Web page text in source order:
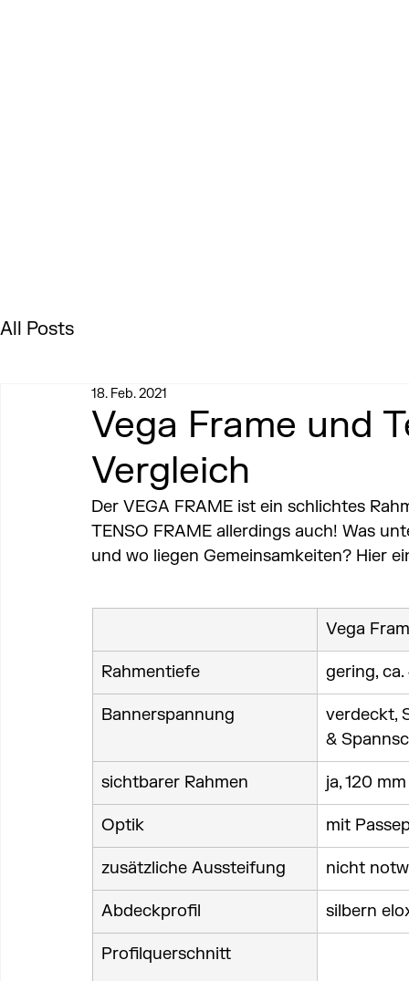
All Posts
Vega Frame und
Vergleich
18. Feb. 2021
Der VEGA FRAME ist ein schlichtes
TENSO FRAME allerdings auch! Was
und wo liegen Gemeinsamkeiten? Hier
Vega
Rahmentiefe gering,
Bannerspannung
verdeckt,
&
sichtbarer Rahmen ja, 120 mm
Optik mit
zusätzliche Aussteifung nicht
Abdeckprofil silbern
Profilquerschnitt